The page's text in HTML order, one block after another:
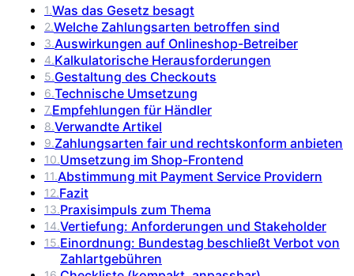
1.Was das Gesetz besagt
2.Welche Zahlungsarten betroffen sind
3.Auswirkungen auf Onlineshop-Betreiber
4.Kalkulatorische Herausforderungen
5.Gestaltung des Checkouts
6.Technische Umsetzung
7.Empfehlungen für Händler
8.Verwandte Artikel
9.Zahlungsarten fair und rechtskonform anbieten
10.Umsetzung im Shop-Frontend
11.Abstimmung mit Payment Service Providern
12.Fazit
13.Praxisimpuls zum Thema
14.Vertiefung: Anforderungen und Stakeholder
15.Einordnung: Bundestag beschließt Verbot von
Zahlartgebühren